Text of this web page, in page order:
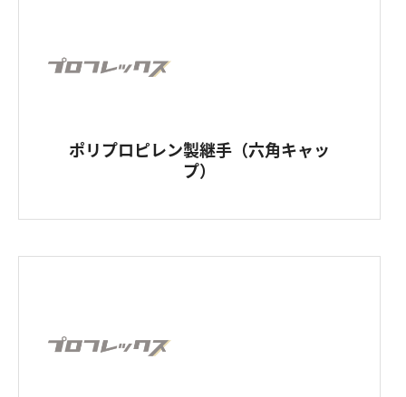
ポリプロピレン製継手（六角キャッ
プ）